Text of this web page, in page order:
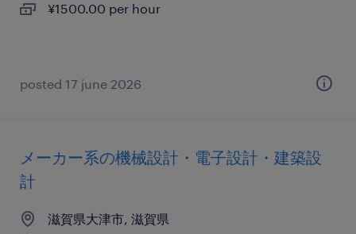
¥1500.00 per hour
posted 17 june 2026
メーカー系の機械設計・電子設計・建築設
計
滋賀県大津市, 滋賀県